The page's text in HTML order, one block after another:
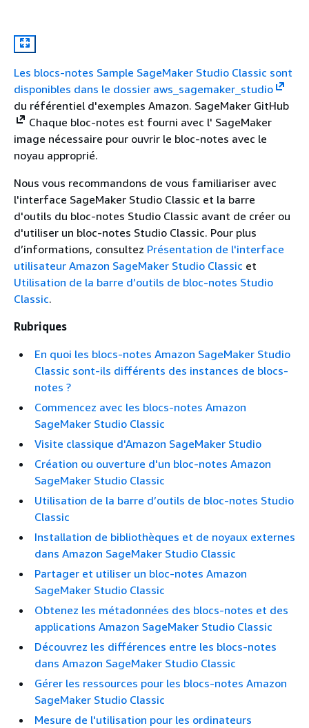
Les blocs-notes Sample SageMaker Studio Classic sont
disponibles dans le dossier aws_sagemaker_studio
du référentiel d'exemples Amazon. SageMaker GitHub
Chaque bloc-notes est fourni avec l' SageMaker
image nécessaire pour ouvrir le bloc-notes avec le
noyau approprié.
Nous vous recommandons de vous familiariser avec
l'interface SageMaker Studio Classic et la barre
d'outils du bloc-notes Studio Classic avant de créer ou
d'utiliser un bloc-notes Studio Classic. Pour plus
d’informations, consultez Présentation de l'interface
utilisateur Amazon SageMaker Studio Classic et
Utilisation de la barre d’outils de bloc-notes Studio
Classic.
Rubriques
En quoi les blocs-notes Amazon SageMaker Studio
Classic sont-ils différents des instances de blocs-
notes ?
Commencez avec les blocs-notes Amazon
SageMaker Studio Classic
Visite classique d'Amazon SageMaker Studio
Création ou ouverture d'un bloc-notes Amazon
SageMaker Studio Classic
Utilisation de la barre d’outils de bloc-notes Studio
Classic
Installation de bibliothèques et de noyaux externes
dans Amazon SageMaker Studio Classic
Partager et utiliser un bloc-notes Amazon
SageMaker Studio Classic
Obtenez les métadonnées des blocs-notes et des
applications Amazon SageMaker Studio Classic
Découvrez les différences entre les blocs-notes
dans Amazon SageMaker Studio Classic
Gérer les ressources pour les blocs-notes Amazon
SageMaker Studio Classic
Mesure de l'utilisation pour les ordinateurs